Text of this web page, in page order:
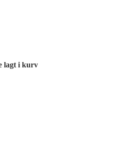
lagt i kurv